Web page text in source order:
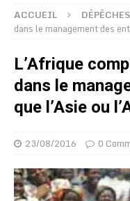
ACCUEIL DÉPÊCHES
dans le management des
L’Afrique
dans le
que l’Asie ou
23/08/2016 0